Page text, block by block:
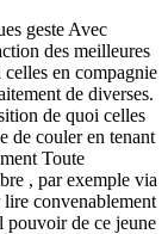
geste Avec
des meilleures
en compagnie
de diverses.
de quoi celles
de couler en tenant
Toute
, par exemple via
convenablement
pouvoir de ce jeune